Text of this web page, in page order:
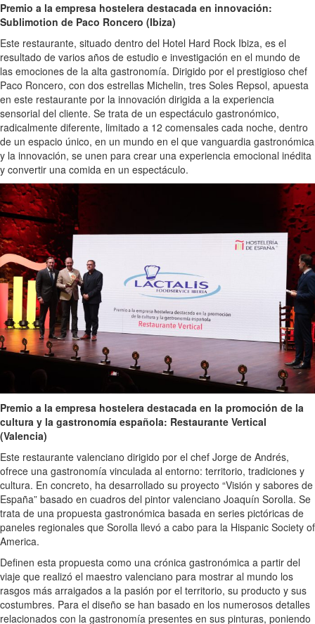
Premio a la empresa hostelera destacada en innovación:
Sublimotion de Paco Roncero (Ibiza)
Este restaurante, situado dentro del Hotel Hard Rock Ibiza, es el
resultado de varios años de estudio e investigación en el mundo de
las emociones de la alta gastronomía. Dirigido por el prestigioso chef
Paco Roncero, con dos estrellas Michelin, tres Soles Repsol, apuesta
en este restaurante por la innovación dirigida a la experiencia
sensorial del cliente. Se trata de un espectáculo gastronómico,
radicalmente diferente, limitado a 12 comensales cada noche, dentro
de un espacio único, en un mundo en el que vanguardia gastronómica
y la innovación, se unen para crear una experiencia emocional inédita
y convertir una comida en un espectáculo.
Premio a la empresa hostelera destacada en la promoción de la
cultura y la gastronomía española: Restaurante Vertical
(Valencia)
Este restaurante valenciano dirigido por el chef Jorge de Andrés,
ofrece una gastronomía vinculada al entorno: territorio, tradiciones y
cultura. En concreto, ha desarrollado su proyecto “Visión y sabores de
España” basado en cuadros del pintor valenciano Joaquín Sorolla. Se
trata de una propuesta gastronómica basada en series pictóricas de
paneles regionales que Sorolla llevó a cabo para la Hispanic Society of
America.
Definen esta propuesta como una crónica gastronómica a partir del
viaje que realizó el maestro valenciano para mostrar al mundo los
rasgos más arraigados a la pasión por el territorio, su producto y sus
costumbres. Para el diseño se han basado en los numerosos detalles
relacionados con la gastronomía presentes en sus pinturas, poniendo